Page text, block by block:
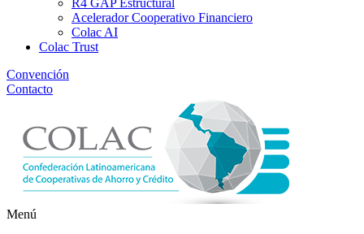
R4 GAP Estructural
Acelerador Cooperativo Financiero
Colac AI
Colac Trust
Convención
Contacto
Menú